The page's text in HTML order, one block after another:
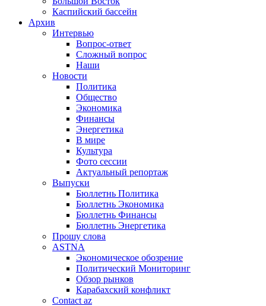
Каспийский бассейн
Архив
Интервью
Вопрос-ответ
Сложный вопрос
Наши
Новости
Политика
Общество
Экономика
Финансы
Энергетика
В мире
Культура
Фото сессии
Актуальный репортаж
Выпуски
Бюллетнь Политика
Бюллетнь Экономика
Бюллетнь Финансы
Бюллетнь Энергетика
Прошу слова
ASTNA
Экономическое обозрение
Политический Мониторинг
Обзор рынков
Карабахский конфликт
Contact az